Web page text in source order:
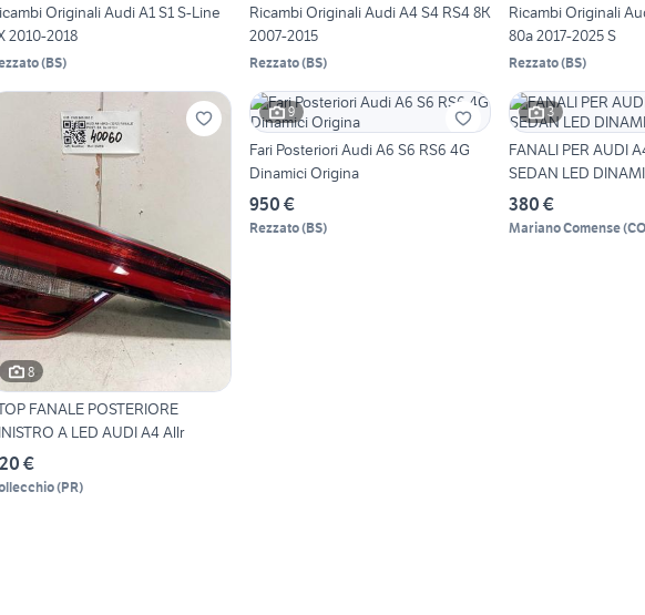
Originali Audi A1 S1 S-Line
2010-2018
(BS)
Ricambi Originali Audi A4 S4 RS4 8K
2007-2015
Rezzato(BS)
Ricambi Originali
80a 2017-2025 S
Rezzato(BS)
8
FANALE POSTERIORE
A LED AUDI A4 Allr
€
(PR)
9
Fari Posteriori Audi A6 S6 RS6 4G
Dinamici Origina
950 €
Rezzato(BS)
3
FANALI PER AUDI
SEDAN LED
380 €
Mariano Comense(CO